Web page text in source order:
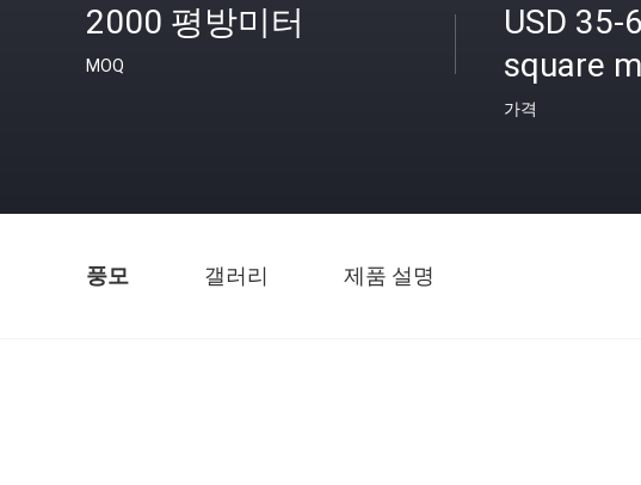
2000 평방미터
MOQ
USD 35-
square
가격
풍모 갤러리 제품 설명